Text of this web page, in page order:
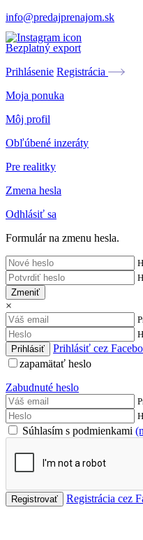
info@predajprenajom.sk
Bezplatný export
Prihlásenie Registrácia
Moja ponuka
Môj profil
Obľúbené inzeráty
Pre realitky
Zmena hesla
Odhlásiť sa
Formulár na zmenu hesla.
Zmeniť
×
Prihlásiť cez
zapamätať heslo
Zabudnuté heslo
Súhlasím s podmienkami
Registrácia cez